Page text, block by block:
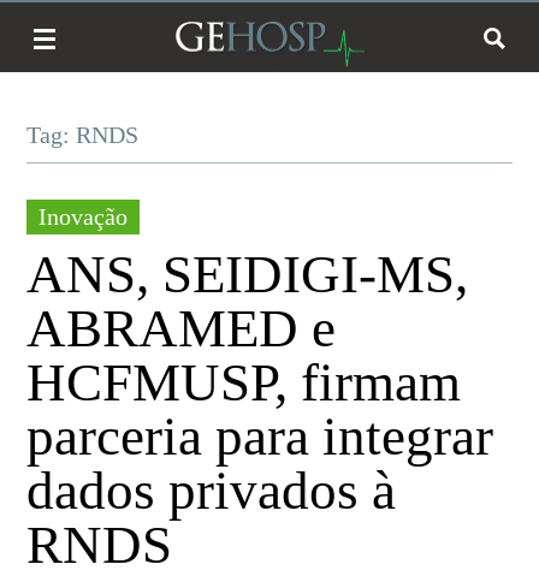
Tag: RNDS
Inovação
ANS, SEIDIGI-MS,
ABRAMED e
HCFMUSP, firmam
parceria para integrar
dados privados à
RNDS